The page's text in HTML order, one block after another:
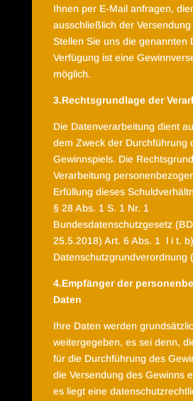
Ihnen per E-Mail anfragen,
ausschließlich der
Stellen Sie uns die genannten
Verfügung ist eine
möglich.
3.Rechtsgrundlage der
Die Datenverarbeitung dient
dem Zweck der Durchführung
Gewinnspiels. Die
Verarbeitung
Erfüllung dieses
§ 28 Abs. 1 S. 1 Nr. 1
Bundesdatenschutzgesetz
25.5.2018) Art. 6 Abs. 1
l i t.
Datenschutzgrundverordnung
4.Empfänger der
Daten
Ihre Daten werden
weitergegeben, es sei denn,
für die Durchführung des
die Versendung des Gewinns
es liegt eine